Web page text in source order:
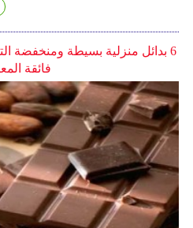
6 بدائل منزلية بسيطة ومنخفضة
فائقة